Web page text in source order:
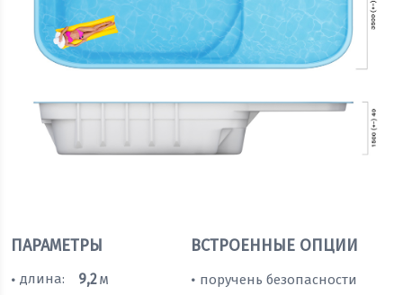
ПАРАМЕТРЫ
• длина: 9,2м
ВСТРОЕННЫЕ ОПЦИИ
• поручень безопасности